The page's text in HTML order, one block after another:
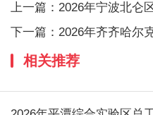
上一篇： 2026年宁波北仑
下一篇： 2026年齐齐哈尔
相关推荐